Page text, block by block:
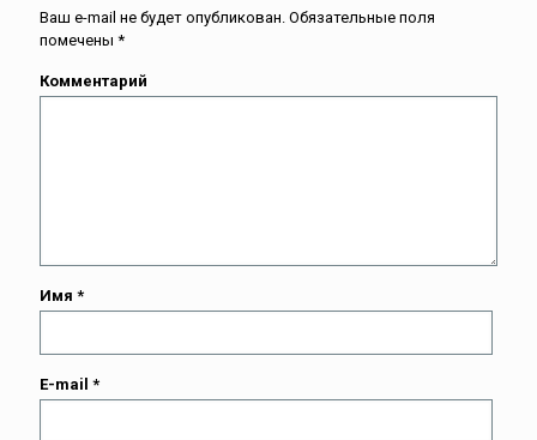
Ваш e-mail не будет опубликован. Обязательные поля
помечены *
Комментарий
Имя *
E-mail *